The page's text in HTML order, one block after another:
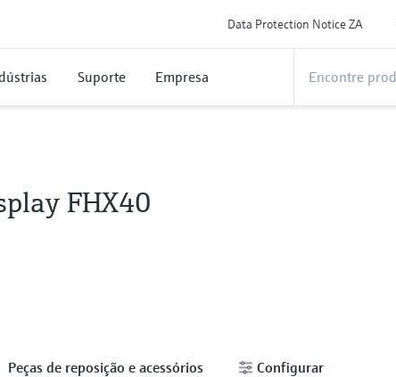
Data Protection Notice ZA
Suporte Empresa
FHX40
Peças de reposição e acessórios Configurar